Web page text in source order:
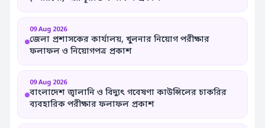
09 Aug 2026
জেলা প্রশাসকের কার্যালয়, খুলনার নিয়োগ পরীক্ষার
ফলাফল ও নিয়োগপত্র প্রকাশ
09 Aug 2026
বাংলাদেশ জ্বালানি ও বিদ্যুৎ গবেষণা কাউন্সিলের চাকরির
ব্যবহারিক পরীক্ষার ফলাফল প্রকাশ